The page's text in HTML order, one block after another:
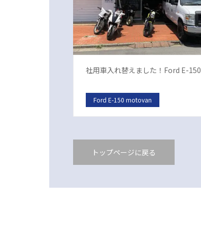
社用車入れ替えました！Ford E-150
Ford E-150 motovan
トップページに戻る